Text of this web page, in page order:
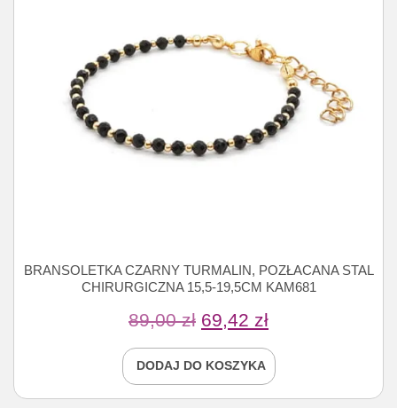
BRANSOLETKA CZARNY TURMALIN, POZŁACANA STAL
CHIRURGICZNA 15,5-19,5CM KAM681
89,00zł 69,42 zł
DODAJ DO KOSZYKA